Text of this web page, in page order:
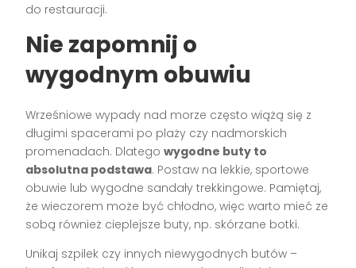
do restauracji.
Nie zapomnij o
wygodnym obuwiu
Wrześniowe wypady nad morze często wiążą się z
długimi spacerami po plaży czy nadmorskich
promenadach. Dlategowygodne buty to
absolutna podstawa. Postaw na lekkie, sportowe
obuwie lub wygodne sandały trekkingowe. Pamiętaj,
że wieczorem może być chłodno, więc warto mieć ze
sobą również cieplejsze buty, np. skórzane botki.
Unikaj szpilek czy innych niewygodnych butów –